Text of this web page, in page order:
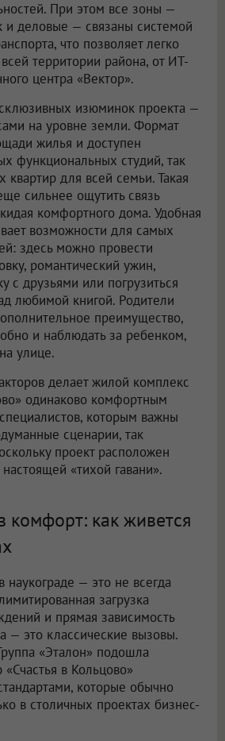
При этом все зоны —
и деловые — связаны системой
что позволяет легко
территории района, от ИТ-
центра «Вектор».
изюминок проекта —
на уровне земли. Формат
жилья и доступен
функциональных студий, так
для всей семьи. Такая
сильнее ощутить связь
комфортного дома. Удобная
возможности для самых
здесь можно провести
романтический ужин,
с друзьями или погрузиться
любимой книгой. Родители
преимущество,
и наблюдать за ребенком,
улице.
делает жилой комплекс
одинаково комфортным
которым важны
сценарии, так
проект расположен
«тихой гавани».
комфорт: как живется
— это не всегда
загрузка
и прямая зависимость
— это классические вызовы.
«Эталон» подошла
в Кольцово»
которые обычно
в столичных проектах бизнес-